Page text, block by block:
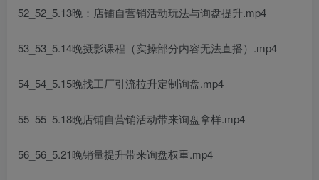
52_52_5.13晚：店铺自营销活动玩法与询盘提升.mp4
53_53_5.14晚摄影课程（实操部分内容无法直播）.mp4
54_54_5.15晚找工厂引流拉升定制询盘.mp4
55_55_5.18晚店铺自营销活动带来询盘拿样.mp4
56_56_5.21晚销量提升带来询盘权重.mp4